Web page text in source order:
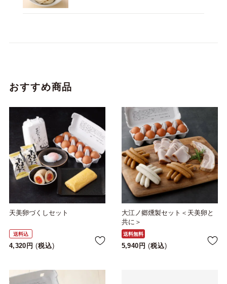
おすすめ商品
天美卵づくしセット
送料込
4,320 税込
大江ノ郷燻製セット＜天美卵と
共に＞
送料無料
5,940 税込